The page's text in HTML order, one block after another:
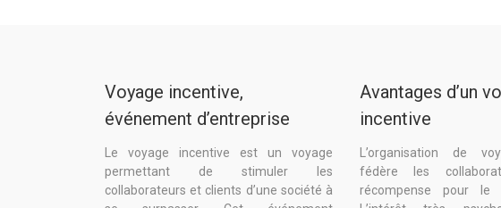
Voyage incentive,
événement d’entreprise
Le voyage incentive est un voyage
permettant de stimuler les
collaborateurs et clients d’une société à
Avantages d’un
incentive
L’organisation de
fédère les
récompense pour le